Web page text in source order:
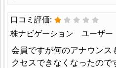
口コミ評価:
株ナビゲーション ユーザー
会員ですが何のアナウンス
クセスできなくなったの